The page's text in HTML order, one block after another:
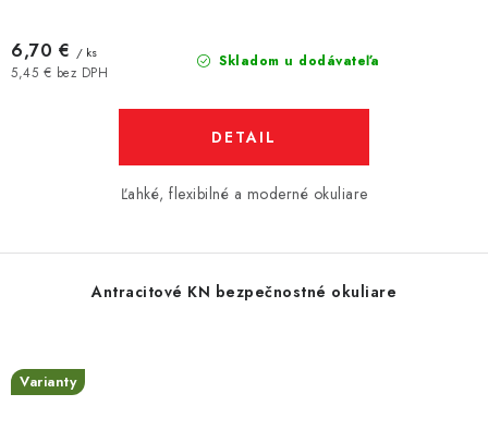
Skladom u dodávateľa
5,45 € bez DPH
6,70 € / ks
DETAIL
Ľahké, flexibilné a moderné okuliare
Antracitové KN bezpečnostné okuliare
Varianty